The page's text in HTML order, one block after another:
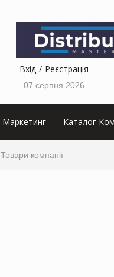
Вхід Реєстрація
07 серпня 2026
Маркетинг Каталог
Товари компанії